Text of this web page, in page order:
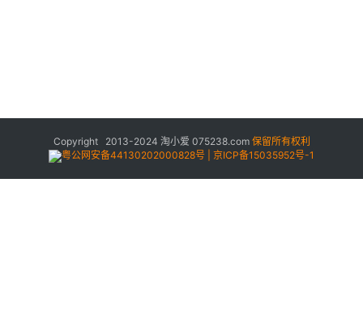
Copyright 2013-2024 淘小爱 075238.com 保留所有权利
粤公网安备44130202000828号 | 京ICP备15035952号-1